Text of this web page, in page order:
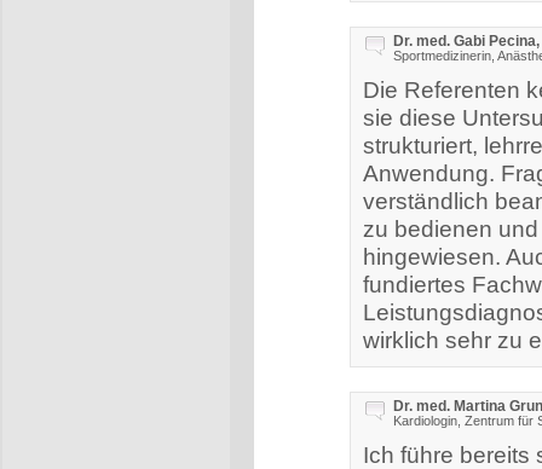
Dr. med. Gabi
Sportmedizinerin,
Die Referenten
sie diese
strukturiert,
Anwendung.
verständlich
zu bedienen
hingewiesen.
fundiertes
wirklich sehr zu
Dr. med. Martina
Kardiologin, Zentrum für
Ich führe bereits